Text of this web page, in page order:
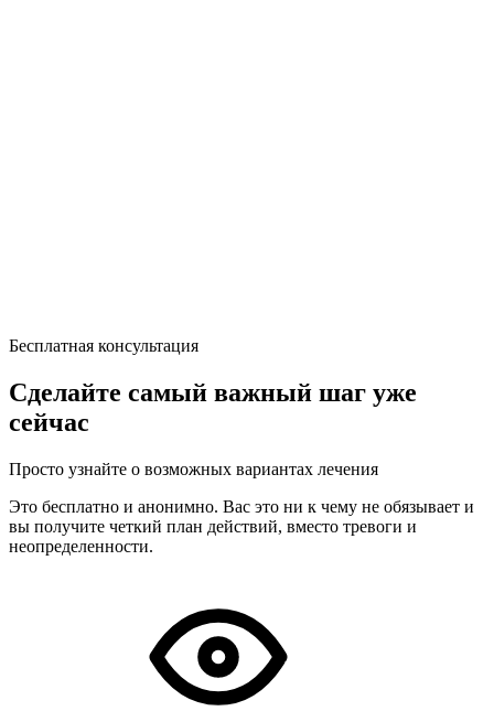
Бесплатная консультация
Сделайте самый важный шаг уже
сейчас
Просто узнайте о возможных вариантах лечения
Это бесплатно и анонимно. Вас это ни к чему не обязывает и
вы получите четкий план действий, вместо тревоги и
неопределенности.